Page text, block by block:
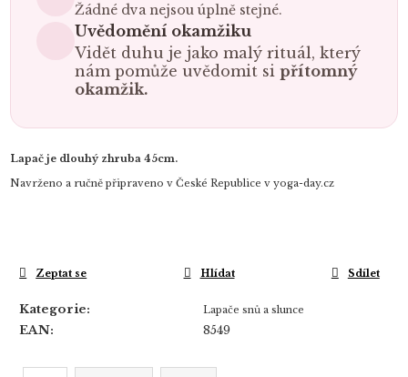
Žádné dva nejsou úplně stejné.
Uvědomění okamžiku
Vidět duhu je jako malý rituál, který
nám pomůže uvědomit sipřítomný
okamžik.
Lapač je dlouhý zhruba 45cm.
Navrženo a ručně připraveno v České Republice v yoga-day.cz
Kategorie: Lapače snů a slunce
EAN: 8549
Zeptat se Hlídat Sdílet